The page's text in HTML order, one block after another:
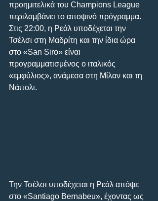
προημιτελικά του Champions League
περιλαμβάνει το αποψινό πρόγραμμα.
Στις 22:00, η Ρεάλ υποδέχεται την
Τσέλσι στη Μαδρίτη και την ίδια ώρα
στο «San Siro» είναι
προγραμματισμένος ο ιταλικός
«εμφύλιος», ανάμεσα στη Μίλαν και τη
Νάπολι.
Την Τσέλσι υποδέχεται η Ρεάλ απόψε
στο «Santiago Bernabeu», έχοντας ως